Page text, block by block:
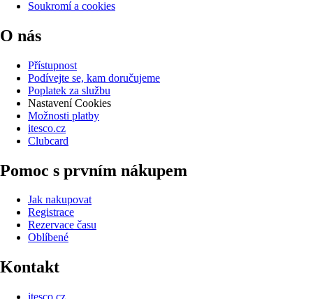
Soukromí a cookies
O nás
Přístupnost
Podívejte se, kam doručujeme
Poplatek za službu
Nastavení Cookies
Možnosti platby
itesco.cz
Clubcard
Pomoc s prvním nákupem
Jak nakupovat
Registrace
Rezervace času
Oblíbené
Kontakt